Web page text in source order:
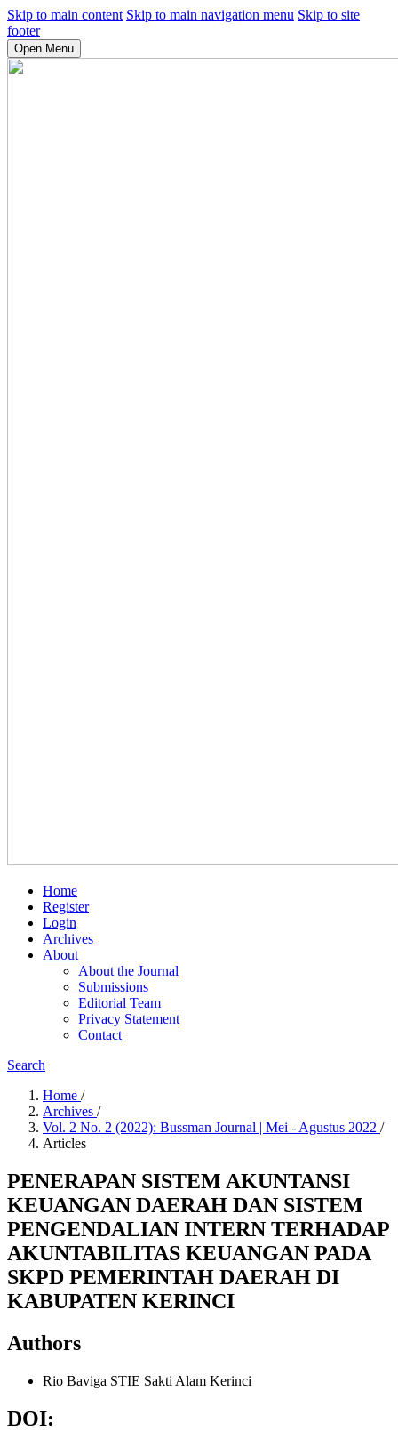
Skip to main content Skip to main navigation menu Skip to site
footer
Open Menu
Home
Register
Login
Archives
About
About the Journal
Submissions
Editorial Team
Privacy Statement
Contact
Search
Home /
Archives /
Vol. 2 No. 2 (2022): Bussman Journal | Mei - Agustus 2022 /
Articles
PENERAPAN SISTEM AKUNTANSI
KEUANGAN DAERAH DAN SISTEM
PENGENDALIAN INTERN TERHADAP
AKUNTABILITAS KEUANGAN PADA
SKPD PEMERINTAH DAERAH DI
KABUPATEN KERINCI
Authors
Rio Baviga STIE Sakti Alam Kerinci
DOI: